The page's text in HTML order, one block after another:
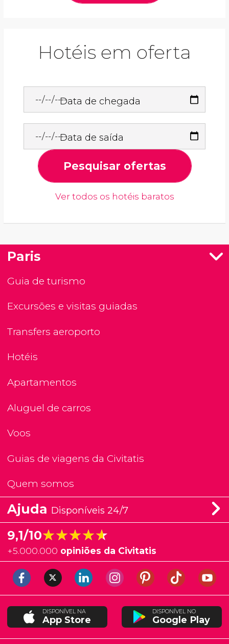
Hotéis em oferta
Data de chegada
Data de saída
Pesquisar ofertas
Ver todos os hotéis baratos
Paris
Guia de turismo
Excursões e visitas guiadas
Transfers aeroporto
Hotéis
Apartamentos
Aluguel de carros
Voos
Guias de viagens da Civitatis
Quem somos
Ajuda Disponíveis 24/7
9,1/10★★★★★
★★★★★
+5.000.000 opiniões da Civitatis
DISPONÍVEL NA
App Store
DISPONÍVEL NO
Google Play